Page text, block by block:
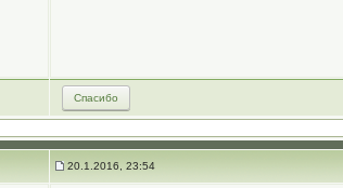
Спасибо
20.1.2016, 23:54